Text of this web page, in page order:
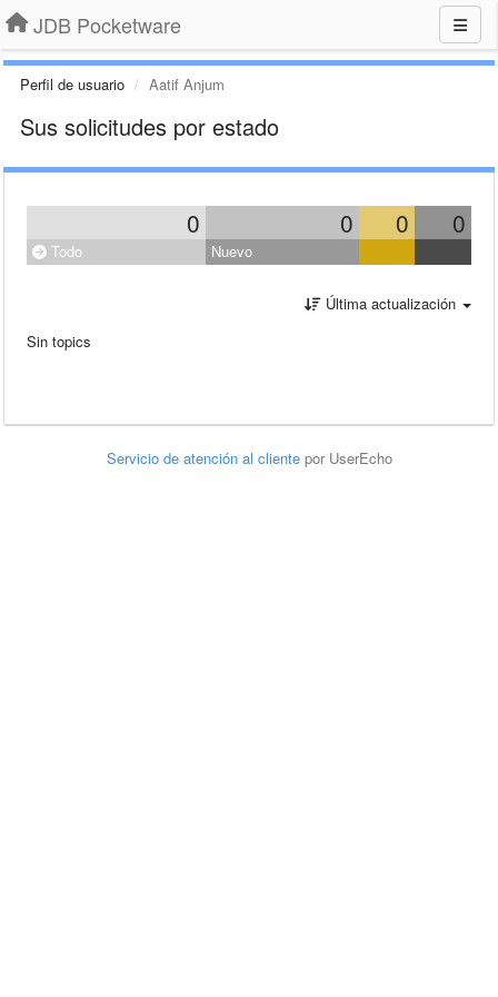
JDB Pocketware
Perfil de usuario Aatif Anjum
Sus solicitudes por estado
0 0 0 0
Todo Nuevo
Última actualización
Sin topics
Servicio de atención al cliente por UserEcho